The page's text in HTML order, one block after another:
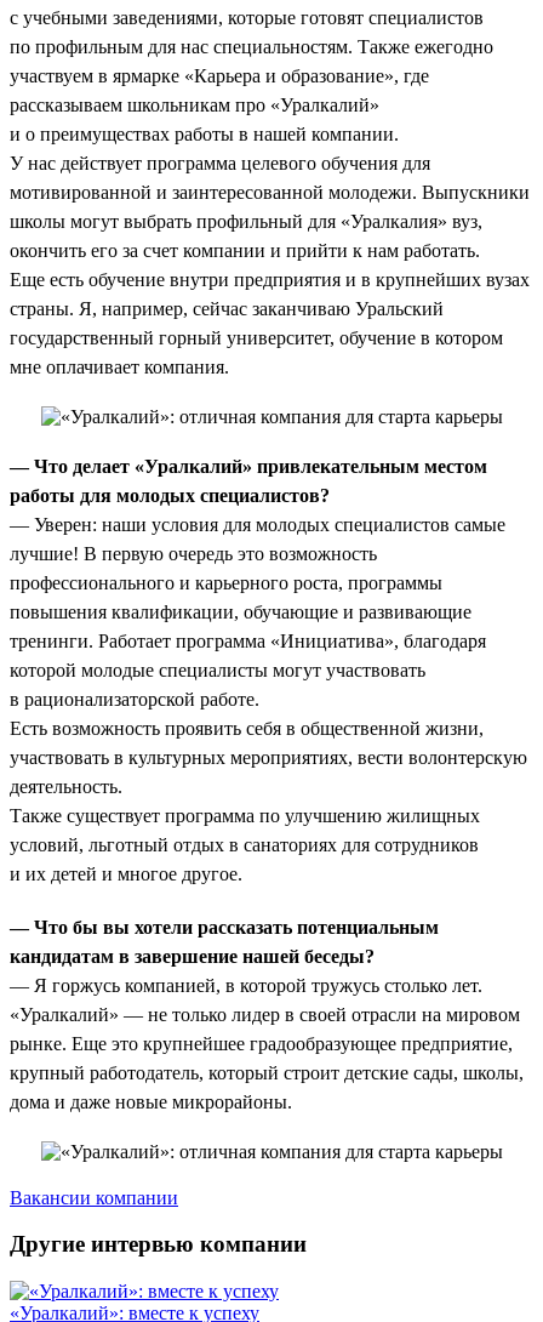
с учебными заведениями, которые готовят специалистов
по профильным для нас специальностям. Также ежегодно
участвуем в ярмарке «Карьера и образование», где
рассказываем школьникам про «Уралкалий»
и о преимуществах работы в нашей компании.
У нас действует программа целевого обучения для
мотивированной и заинтересованной молодежи. Выпускники
школы могут выбрать профильный для «Уралкалия» вуз,
окончить его за счет компании и прийти к нам работать.
Еще есть обучение внутри предприятия и в крупнейших вузах
страны. Я, например, сейчас заканчиваю Уральский
государственный горный университет, обучение в котором
мне оплачивает компания.
— Что делает «Уралкалий» привлекательным местом
работы для молодых специалистов?
— Уверен: наши условия для молодых специалистов самые
лучшие! В первую очередь это возможность
профессионального и карьерного роста, программы
повышения квалификации, обучающие и развивающие
тренинги. Работает программа «Инициатива», благодаря
которой молодые специалисты могут участвовать
в рационализаторской работе.
Есть возможность проявить себя в общественной жизни,
участвовать в культурных мероприятиях, вести волонтерскую
деятельность.
Также существует программа по улучшению жилищных
условий, льготный отдых в санаториях для сотрудников
и их детей и многое другое.
— Что бы вы хотели рассказать потенциальным
кандидатам в завершение нашей беседы?
— Я горжусь компанией, в которой тружусь столько лет.
«Уралкалий» — не только лидер в своей отрасли на мировом
рынке. Еще это крупнейшее градообразующее предприятие,
крупный работодатель, который строит детские сады, школы,
дома и даже новые микрорайоны.
Вакансии компании
Другие интервью компании
«Уралкалий»: вместе к успеху